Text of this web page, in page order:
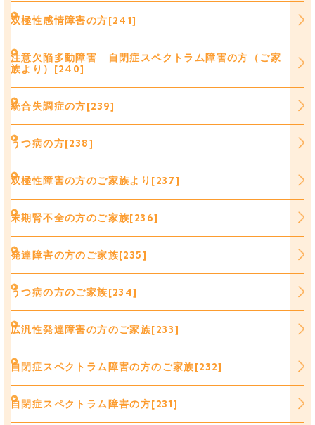
双極性感情障害の方[241]
注意欠陥多動障害 自閉症スペクトラム障害の方（ご家
族より）[240]
統合失調症の方[239]
うつ病の方[238]
双極性障害の方のご家族より[237]
末期腎不全の方のご家族[236]
発達障害の方のご家族[235]
うつ病の方のご家族[234]
広汎性発達障害の方のご家族[233]
自閉症スペクトラム障害の方のご家族[232]
自閉症スペクトラム障害の方[231]